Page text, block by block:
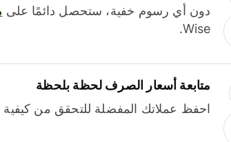
دون أي رسوم خفية، ستحصل دائمًا على
Wise.
متابعة أسعار الصرف لحظة بلحظة
احفظ عملاتك المفضلة للتحقق من